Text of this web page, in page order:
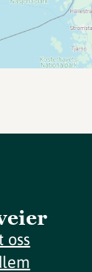
oss